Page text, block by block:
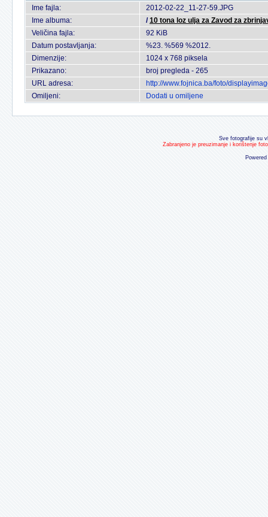
Ime fajla:
2012-02-22_11-27-59.JPG
Ime albuma:
/10 tona loz ulja za Zavod za
Veličina fajla:
92 KiB
Datum postavljanja:
%23. %569 %2012.
Dimenzije:
1024 x 768 piksela
Prikazano:
broj pregleda - 265
URL adresa:
http://www.fojnica.ba/foto/
Omiljeni:
Dodati u omiljene
Sve fotografije su
Zabranjeno je preuzimanje i korištenje